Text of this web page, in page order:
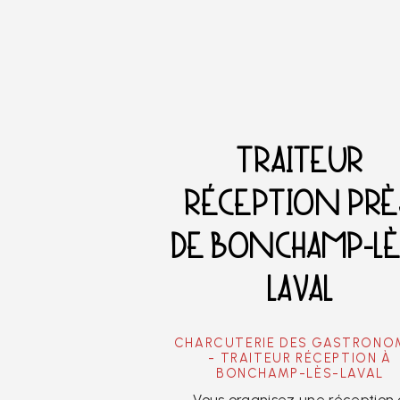
TRAITEUR
RÉCEPTION
DE BONCHAMP-
LAVAL
CHARCUTERIE DES
- TRAITEUR RÉCEPTION À
BONCHAMP-LÈS-LAVAL